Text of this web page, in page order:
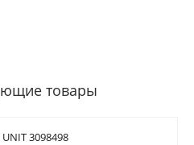
товары
UNIT 3098498